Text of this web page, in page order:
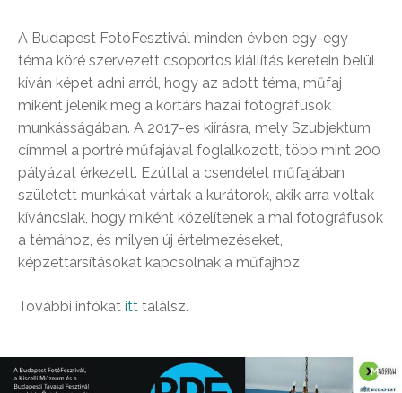
A Budapest FotóFesztivál minden évben egy-egy
téma köré szervezett csoportos kiállítás keretein belül
kíván képet adni arról, hogy az adott téma, műfaj
miként jelenik meg a kortárs hazai fotográfusok
munkásságában. A 2017-es kiírásra, mely Szubjektum
címmel a portré műfajával foglalkozott, több mint 200
pályázat érkezett. Ezúttal a csendélet műfajában
született munkákat vártak a kurátorok, akik arra voltak
kíváncsiak, hogy miként közelítenek a mai fotográfusok
a témához, és milyen új értelmezéseket,
képzettársításokat kapcsolnak a műfajhoz.
További infókat itt találsz.